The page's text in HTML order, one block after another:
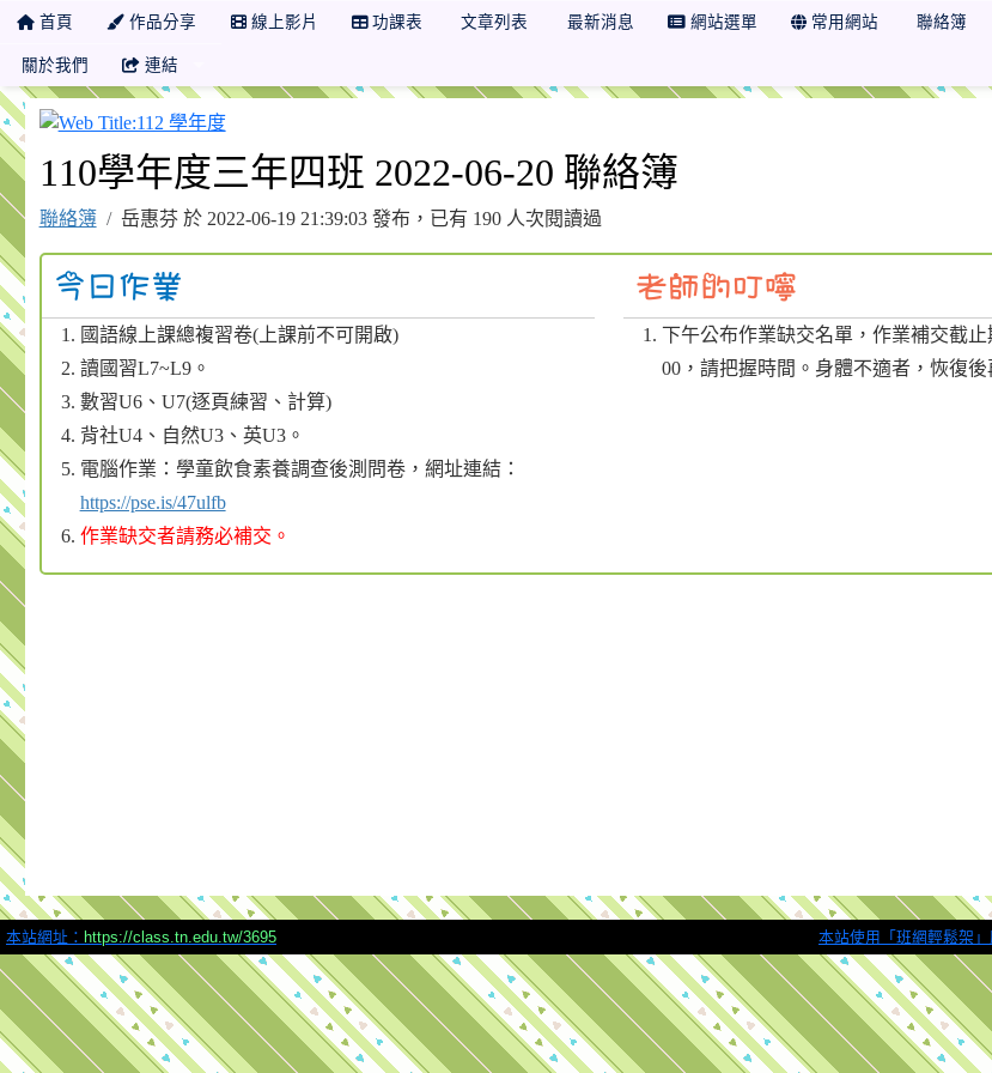
首頁 作品分享 線上影片 功課表 文章列表 最新消息 網站選單 常用網站 聯絡簿
關於我們 連結
112 學年度
110學年度三年四班 2022-06-20 聯絡簿
聯絡簿 岳惠芬 於 2022-06-19 21:39:03 發布，已有 190 人次閱讀過
國語線上課總複習卷(上課前不可開啟)
讀國習L7~L9。
數習U6、U7(逐頁練習、計算)
背社U4、自然U3、英U3。
電腦作業：學童飲食素養調查後測問卷，網址連結：
https://pse.is/47ulfb
作業缺交者請務必補交。
下午公布作業缺交名單，作業補交截止
00，請把握時間。身體不適者，恢復後
本站網址： https://class.tn.edu.tw/3695 本站使用「班網輕鬆架